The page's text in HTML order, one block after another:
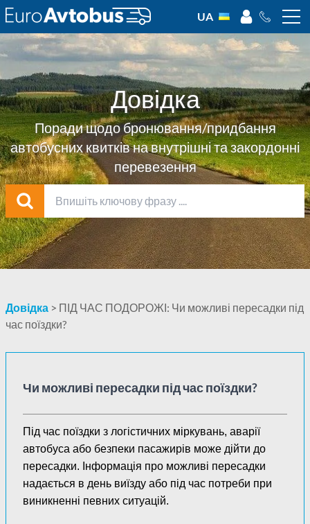
UA
Довідка
Поради щодо бронювання/придбання
автобусних квитків на внутрішні та закордонні
перевезення
Довідка > ПІД ЧАС ПОДОРОЖІ: Чи можливі пересадки під
час поїздки?
Чи можливі пересадки під час поїздки?
Під час поїздки з логістичних міркувань, аварії
автобуса або безпеки пасажирів може дійти до
пересадки. Інформація про можливі пересадки
надається в день виїзду або під час потреби при
виникненні певних ситуацій.